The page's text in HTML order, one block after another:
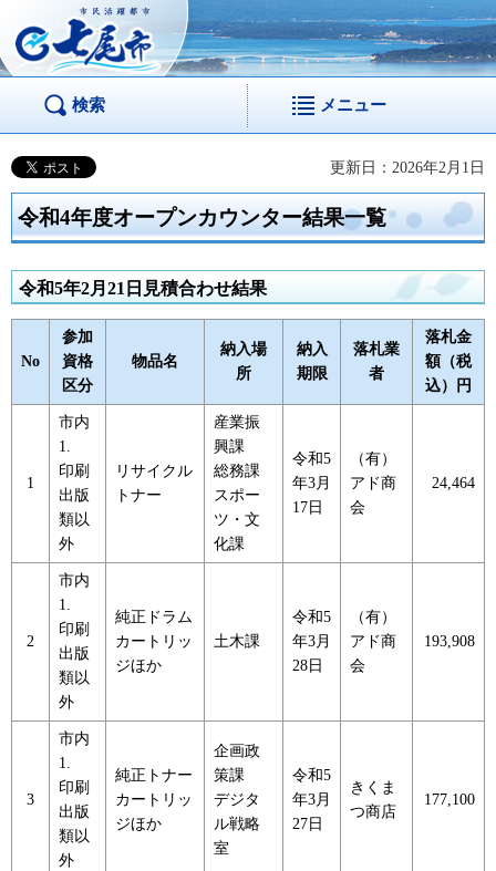
市民活躍都市 七尾
市
検索 メニュー
更新日：2026年2月1日
令和4年度オープンカウンター結果一覧
令和5年2月21日見積合わせ結果
No
参加
資格
区分
物品名
納入場
所
納入
期限
落札業
者
落札金
額（税
込）円
1
市内
1.
印刷
出版
類以
外
リサイクル
トナー
産業振
興課
総務課
スポー
ツ・文
化課
令和5
年3月
17日
（有）
アド商
会
24,464
2
市内
1.
印刷
出版
類以
外
純正ドラム
カートリッ
ジほか
土木課
令和5
年3月
28日
（有）
アド商
会
193,908
3
市内
1.
印刷
出版
類以
外
純正トナー
カートリッ
ジほか
企画政
策課
デジタ
ル戦略
室
令和5
年3月
27日
きくま
つ商店
177,100